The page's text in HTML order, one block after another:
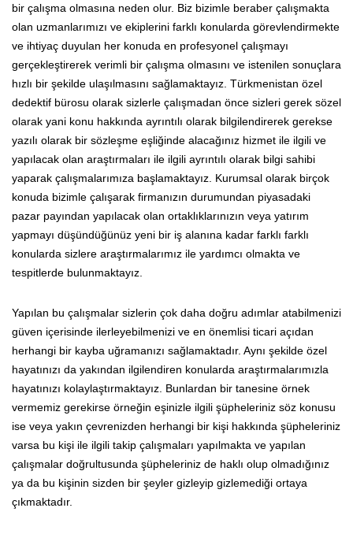
bir çalışma olmasına neden olur. Biz bizimle beraber çalışmakta
olan uzmanlarımızı ve ekiplerini farklı konularda görevlendirmekte
ve ihtiyaç duyulan her konuda en profesyonel çalışmayı
gerçekleştirerek verimli bir çalışma olmasını ve istenilen sonuçlara
hızlı bir şekilde ulaşılmasını sağlamaktayız. Türkmenistan özel
dedektif bürosu olarak sizlerle çalışmadan önce sizleri gerek sözel
olarak yani konu hakkında ayrıntılı olarak bilgilendirerek gerekse
yazılı olarak bir sözleşme eşliğinde alacağınız hizmet ile ilgili ve
yapılacak olan araştırmaları ile ilgili ayrıntılı olarak bilgi sahibi
yaparak çalışmalarımıza başlamaktayız. Kurumsal olarak birçok
konuda bizimle çalışarak firmanızın durumundan piyasadaki
pazar payından yapılacak olan ortaklıklarınızın veya yatırım
yapmayı düşündüğünüz yeni bir iş alanına kadar farklı farklı
konularda sizlere araştırmalarımız ile yardımcı olmakta ve
tespitlerde bulunmaktayız.
Yapılan bu çalışmalar sizlerin çok daha doğru adımlar atabilmenizi
güven içerisinde ilerleyebilmenizi ve en önemlisi ticari açıdan
herhangi bir kayba uğramanızı sağlamaktadır. Aynı şekilde özel
hayatınızı da yakından ilgilendiren konularda araştırmalarımızla
hayatınızı kolaylaştırmaktayız. Bunlardan bir tanesine örnek
vermemiz gerekirse örneğin eşinizle ilgili şüpheleriniz söz konusu
ise veya yakın çevrenizden herhangi bir kişi hakkında şüpheleriniz
varsa bu kişi ile ilgili takip çalışmaları yapılmakta ve yapılan
çalışmalar doğrultusunda şüpheleriniz de haklı olup olmadığınız
ya da bu kişinin sizden bir şeyler gizleyip gizlemediği ortaya
çıkmaktadır.